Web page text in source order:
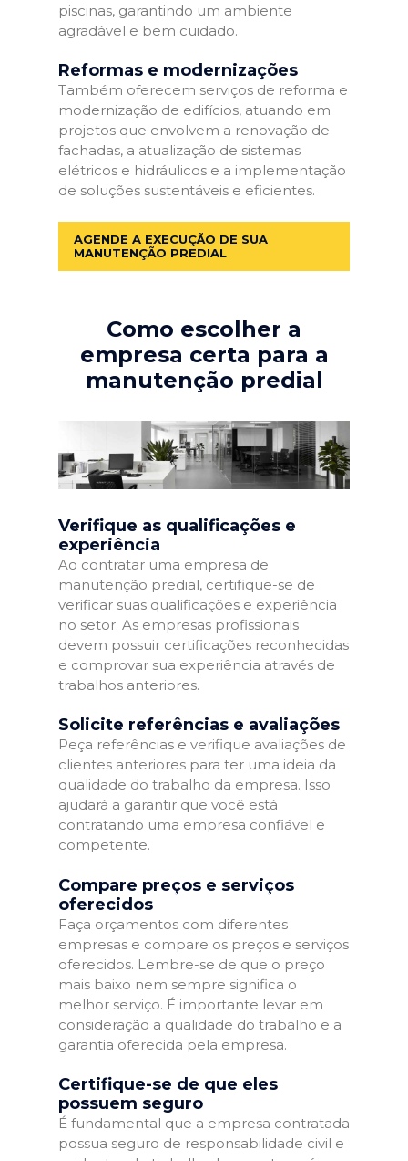
piscinas, garantindo um ambiente
agradável e bem cuidado.
Reformas e modernizações
Também oferecem serviços de reforma e
modernização de edifícios, atuando em
projetos que envolvem a renovação de
fachadas, a atualização de sistemas
elétricos e hidráulicos e a implementação
de soluções sustentáveis e eficientes.
AGENDE A EXECUÇÃO DE SUA
MANUTENÇÃO PREDIAL
Como escolher a
empresa certa para a
manutenção predial
Verifique as qualificações e
experiência
Ao contratar uma empresa de
manutenção predial, certifique-se de
verificar suas qualificações e experiência
no setor. As empresas profissionais
devem possuir certificações reconhecidas
e comprovar sua experiência através de
trabalhos anteriores.
Solicite referências e avaliações
Peça referências e verifique avaliações de
clientes anteriores para ter uma ideia da
qualidade do trabalho da empresa. Isso
ajudará a garantir que você está
contratando uma empresa confiável e
competente.
Compare preços e serviços
oferecidos
Faça orçamentos com diferentes
empresas e compare os preços e serviços
oferecidos. Lembre-se de que o preço
mais baixo nem sempre significa o
melhor serviço. É importante levar em
consideração a qualidade do trabalho e a
garantia oferecida pela empresa.
Certifique-se de que eles
possuem seguro
É fundamental que a empresa contratada
possua seguro de responsabilidade civil e